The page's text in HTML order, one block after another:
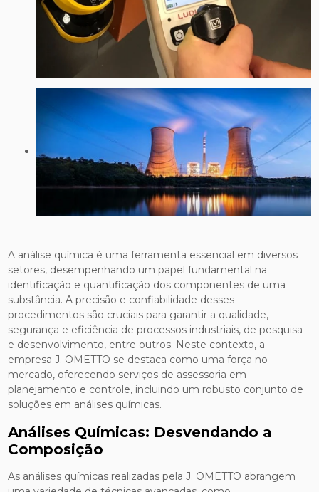
A análise química é uma ferramenta essencial em diversos
setores, desempenhando um papel fundamental na
identificação e quantificação dos componentes de uma
substância. A precisão e confiabilidade desses
procedimentos são cruciais para garantir a qualidade,
segurança e eficiência de processos industriais, de pesquisa
e desenvolvimento, entre outros. Neste contexto, a
empresa J. OMETTO se destaca como uma força no
mercado, oferecendo serviços de assessoria em
planejamento e controle, incluindo um robusto conjunto de
soluções em análises químicas.
Análises Químicas: Desvendando a
Composição
As análises químicas realizadas pela J. OMETTO abrangem